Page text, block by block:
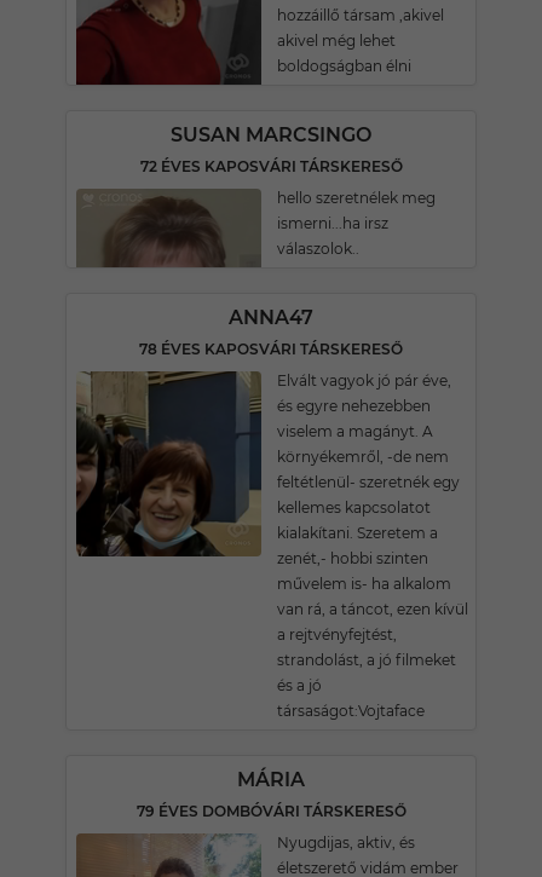
hozzáillő társam ,akivel
akivel még lehet
boldogságban élni
SUSAN MARCSINGO
72 ÉVES KAPOSVÁRI TÁRSKERESŐ
hello szeretnélek meg
ismerni...ha irsz
válaszolok..
ANNA47
78 ÉVES KAPOSVÁRI TÁRSKERESŐ
Elvált vagyok jó pár éve,
és egyre nehezebben
viselem a magányt. A
környékemről, -de nem
feltétlenül- szeretnék egy
kellemes kapcsolatot
kialakítani. Szeretem a
zenét,- hobbi szinten
művelem is- ha alkalom
van rá, a táncot, ezen kívül
a rejtvényfejtést,
strandolást, a jó filmeket
és a jó
társaságot:Vojtaface
MÁRIA
79 ÉVES DOMBÓVÁRI TÁRSKERESŐ
Nyugdijas, aktiv, és
életszerető vidám ember